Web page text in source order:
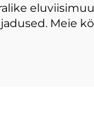
Meie